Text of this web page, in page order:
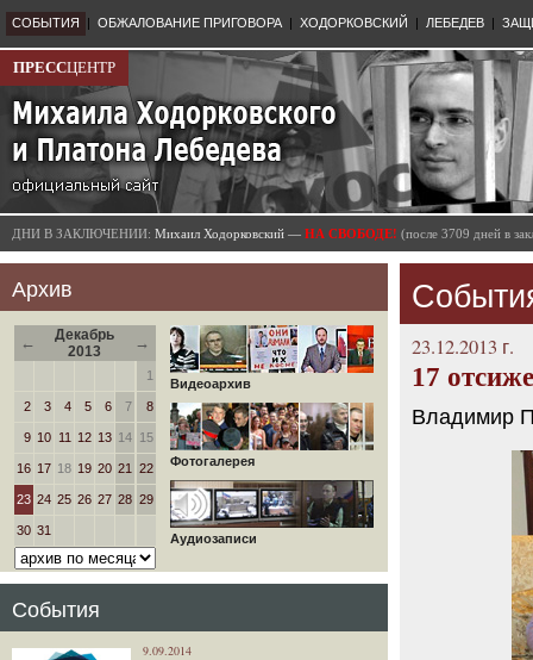
СОБЫТИЯ | ОБЖАЛОВАНИЕ ПРИГОВОРА | ХОДОРКОВСКИЙ | ЛЕБЕДЕВ |
ПРЕССЦЕНТР
ДНИ В ЗАКЛЮЧЕНИИ: Михаил Ходорковский — НА СВОБОДЕ! (после 3709 дней в
Архив
←
Декабрь
2013
→
1
2 3 4 5 6 7 8
9 10 11 12 13 14 15
16 17 18 19 20 21 22
23 24 25 26 27 28 29
30 31
Видеоархив
Фотогалерея
Аудиозаписи
События
9.09.2014
23.12.2013 г.
17
Владимир